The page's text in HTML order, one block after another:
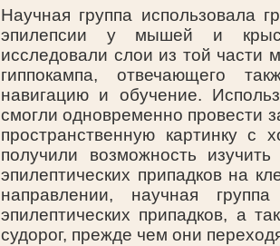
Научная группа использовала
эпилепсии у мышей и
исследовали слои из той части
гиппокампа, отвечающего
навигацию и обучение.
смогли одновременно провести
пространственную картинку
получили возможность
эпилептических припадков на
направлении, научная
эпилептических припадков, а
судорог, прежде чем они